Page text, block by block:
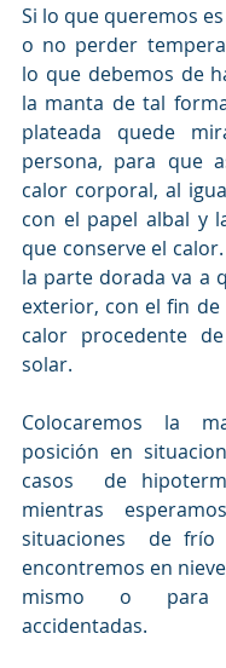
Si lo que queremos
o no perder
lo que debemos de
la manta de tal
plateada quede
persona, para que
calor corporal, al
con el papel albal y
que conserve el
la parte dorada va a
exterior, con el fin
calor procedente
solar.
Colocaremos la
posición en
casos  de
mientras
situaciones  de frío
encontremos en
mismo o para
accidentadas.